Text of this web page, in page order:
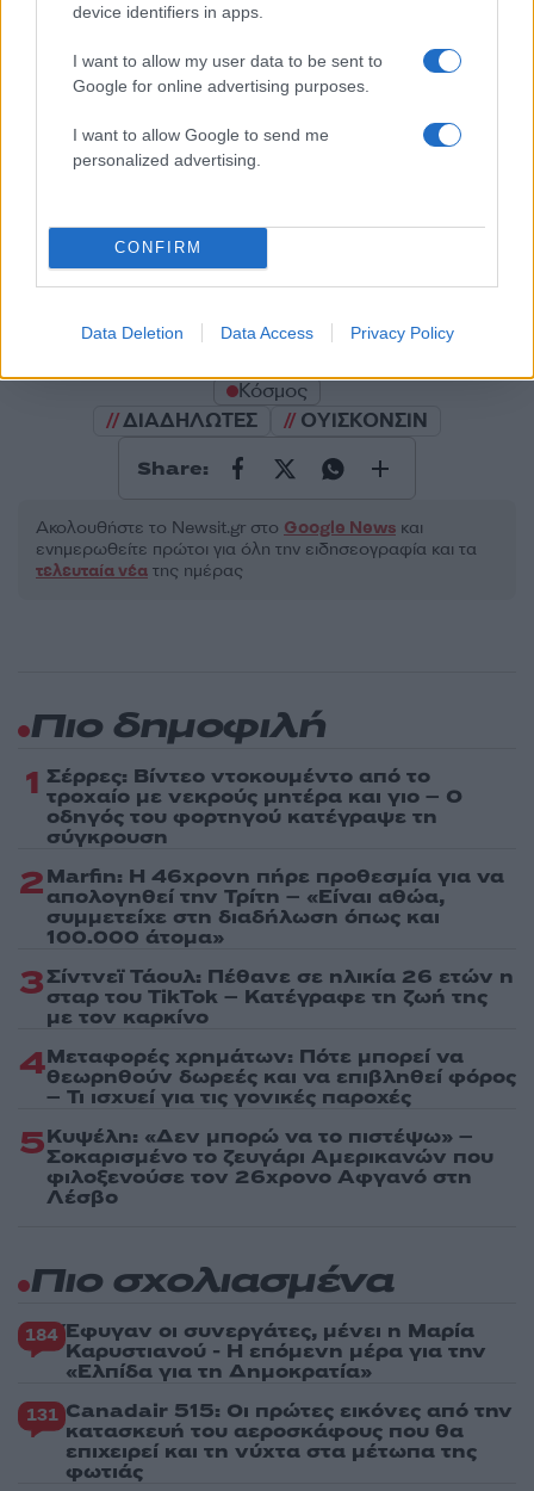
device identifiers in apps.
I want to allow my user data to be sent to
Google for online advertising purposes.
I want to allow Google to send me
personalized advertising.
CONFIRM
Data Deletion Data Access Privacy Policy
Σχολίασε εδώ
2000 /2000
Υποβολή σχολίου
Όροι Χρήσης. Το site προστατεύεται από reCAPTCHA, ισχύουν
Κόσμος
ΔΙΑΔΗΛΩΤΕΣ
ΟΥΙΣΚΟΝΣΙΝ
Share:
Ακολουθήστε το Νewsit.gr στο Google News και
ενημερωθείτε πρώτοι για όλη την ειδησεογραφία και τα
τελευταία νέα της ημέρας
Πιο δημοφιλή
1 Σέρρες: Βίντεο ντοκουμέντο από το
τροχαίο με νεκρούς μητέρα και γιο – Ο
οδηγός του φορτηγού κατέγραψε τη
σύγκρουση
2Marfin: Η 46χρονη πήρε προθεσμία για να
απολογηθεί την Τρίτη – «Είναι αθώα,
συμμετείχε στη διαδήλωση όπως και
100.000 άτομα»
3Σίντνεϊ Τάουλ: Πέθανε σε ηλικία 26 ετών η
σταρ του TikTok – Kατέγραφε τη ζωή της
με τον καρκίνο
4Μεταφορές χρημάτων: Πότε μπορεί να
θεωρηθούν δωρεές και να επιβληθεί φόρος
– Τι ισχυεί για τις γονικές παροχές
5Κυψέλη: «Δεν μπορώ να το πιστέψω» –
Σοκαρισμένο το ζευγάρι Αμερικανών που
φιλοξενούσε τον 26χρονο Αφγανό στη
Λέσβο
Πιο σχολιασμένα
184 Έφυγαν οι συνεργάτες, μένει η Μαρία
Καρυστιανού - Η επόμενη μέρα για την
«Ελπίδα για τη Δημοκρατία»
131 Canadair 515: Οι πρώτες εικόνες από την
κατασκευή του αεροσκάφους που θα
επιχειρεί και τη νύχτα στα μέτωπα της
φωτιάς